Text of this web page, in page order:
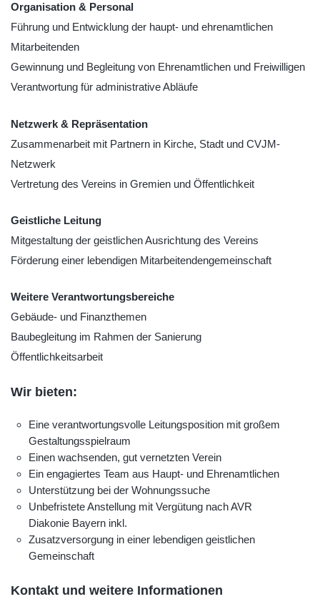
Organisation & Personal
Führung und Entwicklung der haupt- und ehrenamtlichen
Mitarbeitenden
Gewinnung und Begleitung von Ehrenamtlichen und Freiwilligen
Verantwortung für administrative Abläufe
Netzwerk & Repräsentation
Zusammenarbeit mit Partnern in Kirche, Stadt und CVJM-
Netzwerk
Vertretung des Vereins in Gremien und Öffentlichkeit
Geistliche Leitung
Mitgestaltung der geistlichen Ausrichtung des Vereins
Förderung einer lebendigen Mitarbeitendengemeinschaft
Weitere Verantwortungsbereiche
Gebäude- und Finanzthemen
Baubegleitung im Rahmen der Sanierung
Öffentlichkeitsarbeit
Wir bieten:
Eine verantwortungsvolle Leitungsposition mit großem
Gestaltungsspielraum
Einen wachsenden, gut vernetzten Verein
Ein engagiertes Team aus Haupt- und Ehrenamtlichen
Unterstützung bei der Wohnungssuche
Unbefristete Anstellung mit Vergütung nach AVR
Diakonie Bayern inkl.
Zusatzversorgung in einer lebendigen geistlichen
Gemeinschaft
Kontakt und weitere Informationen